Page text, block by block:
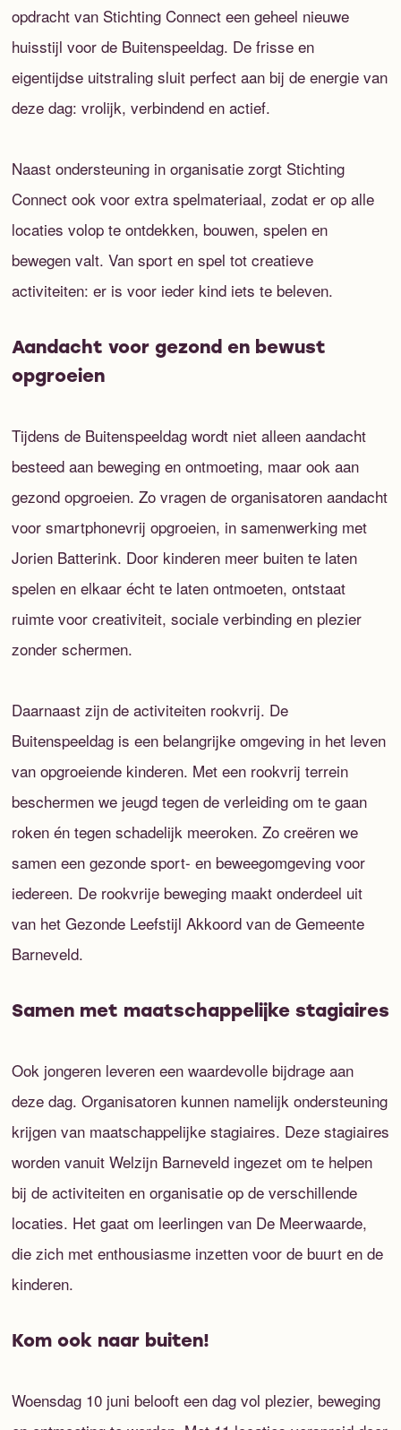
opdracht van Stichting Connect een geheel nieuwe
huisstijl voor de Buitenspeeldag. De frisse en
eigentijdse uitstraling sluit perfect aan bij de energie van
deze dag: vrolijk, verbindend en actief.
Naast ondersteuning in organisatie zorgt Stichting
Connect ook voor extra spelmateriaal, zodat er op alle
locaties volop te ontdekken, bouwen, spelen en
bewegen valt. Van sport en spel tot creatieve
activiteiten: er is voor ieder kind iets te beleven.
Aandacht voor gezond en bewust
opgroeien
Tijdens de Buitenspeeldag wordt niet alleen aandacht
besteed aan beweging en ontmoeting, maar ook aan
gezond opgroeien. Zo vragen de organisatoren aandacht
voor smartphonevrij opgroeien, in samenwerking met
Jorien Batterink. Door kinderen meer buiten te laten
spelen en elkaar écht te laten ontmoeten, ontstaat
ruimte voor creativiteit, sociale verbinding en plezier
zonder schermen.
Daarnaast zijn de activiteiten rookvrij. De
Buitenspeeldag is een belangrijke omgeving in het leven
van opgroeiende kinderen. Met een rookvrij terrein
beschermen we jeugd tegen de verleiding om te gaan
roken én tegen schadelijk meeroken. Zo creëren we
samen een gezonde sport- en beweegomgeving voor
iedereen. De rookvrije beweging maakt onderdeel uit
van het Gezonde Leefstijl Akkoord van de Gemeente
Barneveld.
Samen met maatschappelijke stagiaires
Ook jongeren leveren een waardevolle bijdrage aan
deze dag. Organisatoren kunnen namelijk ondersteuning
krijgen van maatschappelijke stagiaires. Deze stagiaires
worden vanuit Welzijn Barneveld ingezet om te helpen
bij de activiteiten en organisatie op de verschillende
locaties. Het gaat om leerlingen van De Meerwaarde,
die zich met enthousiasme inzetten voor de buurt en de
kinderen.
Kom ook naar buiten!
Woensdag 10 juni belooft een dag vol plezier, beweging